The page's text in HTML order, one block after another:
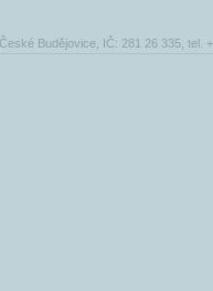
Budějovice, IČ: 281 26 335, tel.